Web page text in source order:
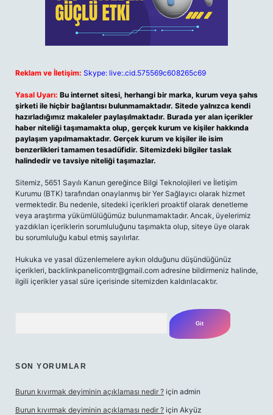
Reklam ve İletişim: Skype: live:.cid.575569c608265c69
Yasal Uyarı: Bu internet sitesi, herhangi bir marka, kurum veya şahıs
şirketi ile hiçbir bağlantısı bulunmamaktadır. Sitede yalnızca kendi
hazırladığımız makaleler paylaşılmaktadır. Burada yer alan içerikler
haber niteliği taşımamakta olup, gerçek kurum ve kişiler hakkında
paylaşım yapılmamaktadır. Gerçek kurum ve kişiler ile isim
benzerlikleri tamamen tesadüfidir. Sitemizdeki bilgiler taslak
halindedir ve tavsiye niteliği taşımazlar.
Sitemiz, 5651 Sayılı Kanun gereğince Bilgi Teknolojileri ve İletişim
Kurumu (BTK) tarafından onaylanmış bir Yer Sağlayıcı olarak hizmet
vermektedir. Bu nedenle, sitedeki içerikleri proaktif olarak denetleme
veya araştırma yükümlülüğümüz bulunmamaktadır. Ancak, üyelerimiz
yazdıkları içeriklerin sorumluluğunu taşımakta olup, siteye üye olarak
bu sorumluluğu kabul etmiş sayılırlar.
Hukuka ve yasal düzenlemelere aykırı olduğunu düşündüğünüz
içerikleri, backlinkpanelicomtr@gmail.com adresine bildirmeniz halinde,
ilgili içerikler yasal süre içerisinde sitemizden kaldırılacaktır.
SON YORUMLAR
Burun kıvırmak deyiminin açıklaması nedir ? için admin
Burun kıvırmak deyiminin açıklaması nedir ? için Akyüz